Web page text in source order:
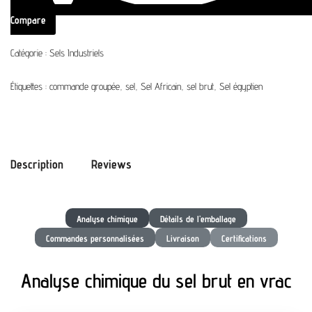
Compare
Catégorie : Sels Industriels
Étiquettes : commande groupée sel Sel Africain sel brut Sel égyptien
Description Reviews
Analyse chimique
Détails de l’emballage
Commandes personnalisées
Livraison Certifications
Analyse chimique du sel brut en vrac